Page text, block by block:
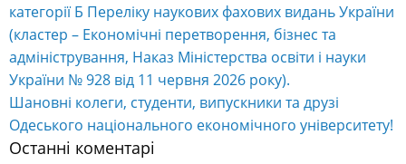
категорії Б Переліку наукових фахових видань України
(кластер – Економічні перетворення, бізнес та
адміністрування, Наказ Міністерства освіти і науки
України № 928 від 11 червня 2026 року).
Шановні колеги, студенти, випускники та друзі
Одеського національного економічного університету!
Останні коментарі